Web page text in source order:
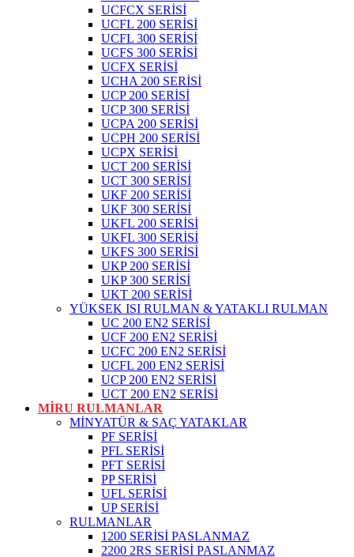
UCFCX SERİSİ
UCFL 200 SERİSİ
UCFL 300 SERİSİ
UCFS 300 SERİSİ
UCFX SERİSİ
UCHA 200 SERİSİ
UCP 200 SERİSİ
UCP 300 SERİSİ
UCPA 200 SERİSİ
UCPH 200 SERİSİ
UCPX SERİSİ
UCT 200 SERİSİ
UCT 300 SERİSİ
UKF 200 SERİSİ
UKF 300 SERİSİ
UKFL 200 SERİSİ
UKFL 300 SERİSİ
UKFS 300 SERİSİ
UKP 200 SERİSİ
UKP 300 SERİSİ
UKT 200 SERİSİ
YÜKSEK ISI RULMAN & YATAKLI RULMAN
UC 200 EN2 SERİSİ
UCF 200 EN2 SERİSİ
UCFC 200 EN2 SERİSİ
UCFL 200 EN2 SERİSİ
UCP 200 EN2 SERİSİ
UCT 200 EN2 SERİSİ
MİRU RULMANLAR
MİNYATÜR & SAÇ YATAKLAR
PF SERİSİ
PFL SERİSİ
PFT SERİSİ
PP SERİSİ
UFL SERİSİ
UP SERİSİ
RULMANLAR
1200 SERİSİ PASLANMAZ
2200 2RS SERİSİ PASLANMAZ